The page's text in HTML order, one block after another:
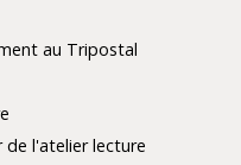
au Tripostal
de l'atelier lecture